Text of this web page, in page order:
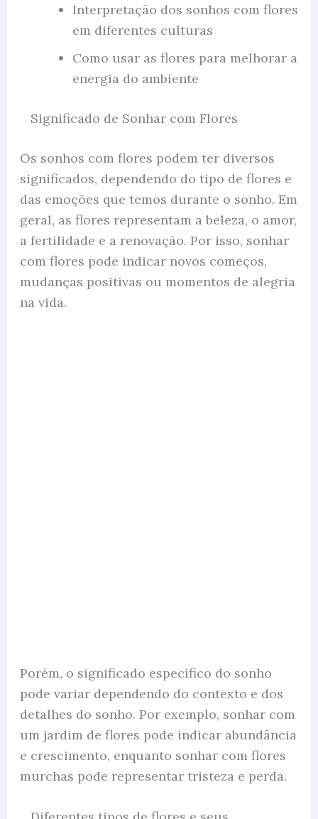
Interpretação dos sonhos com flores
em diferentes culturas
Como usar as flores para melhorar a
energia do ambiente
Significado de Sonhar com Flores
Os sonhos com flores podem ter diversos
significados, dependendo do tipo de flores e
das emoções que temos durante o sonho. Em
geral, as flores representam a beleza, o amor,
a fertilidade e a renovação. Por isso, sonhar
com flores pode indicar novos começos,
mudanças positivas ou momentos de alegria
na vida.
Porém, o significado específico do sonho
pode variar dependendo do contexto e dos
detalhes do sonho. Por exemplo, sonhar com
um jardim de flores pode indicar abundância
e crescimento, enquanto sonhar com flores
murchas pode representar tristeza e perda.